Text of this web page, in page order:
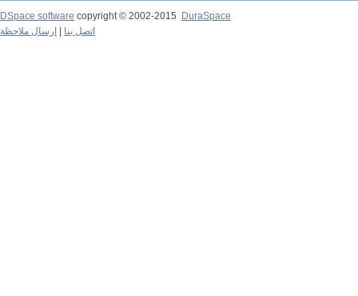
DSpace software copyright © 2002-2015
DuraSpace
اتصل بنا
ارسال ملاحظة